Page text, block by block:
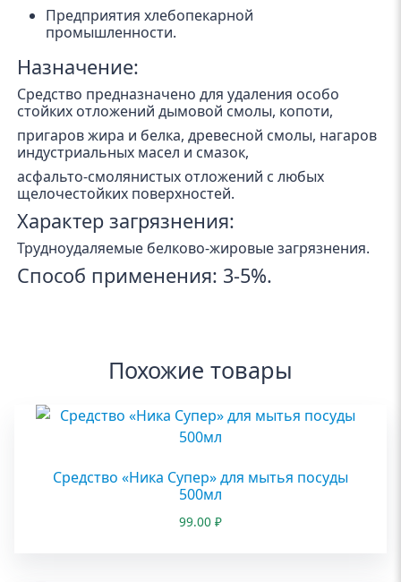
Предприятия хлебопекарной
промышленности.
Назначение:
Средство предназначено для удаления особо
стойких отложений дымовой смолы, копоти,
пригаров жира и белка, древесной смолы, нагаров
индустриальных масел и смазок,
асфальто-смолянистых отложений с любых
щелочестойких поверхностей.
Характер загрязнения:
Трудноудаляемые белково-жировые загрязнения.
Способ применения: 3-5%.
Похожие товары
Средство «Ника Супер» для мытья посуды
500мл
99.00 ₽